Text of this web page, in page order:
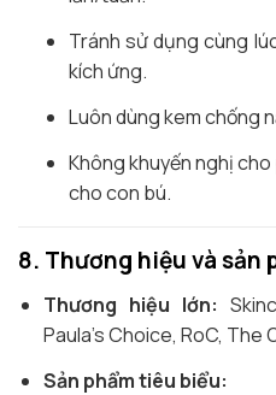
Tránh sử dụng cùng
kích ứng.
Luôn dùng kem chống
Không khuyến nghị
cho con bú.
8. Thương hiệu và sản
Thương hiệu lớn:
Paula’s Choice, RoC, The
Sản phẩm tiêu biểu: